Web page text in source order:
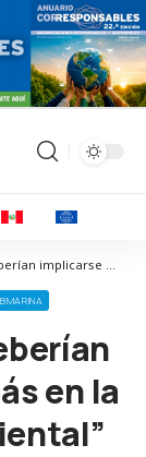
Corresponsables > Entrevistas > “Las autoridades deberían implicarse mucho más en la gestión medioambiental”
en la